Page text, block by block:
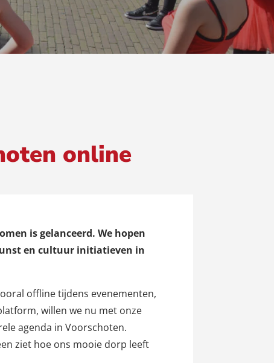
online
is gelanceerd. We hopen
en cultuur initiatieven in
offline tijdens evenementen,
willen we nu met onze
agenda in Voorschoten.
ziet hoe ons mooie dorp leeft